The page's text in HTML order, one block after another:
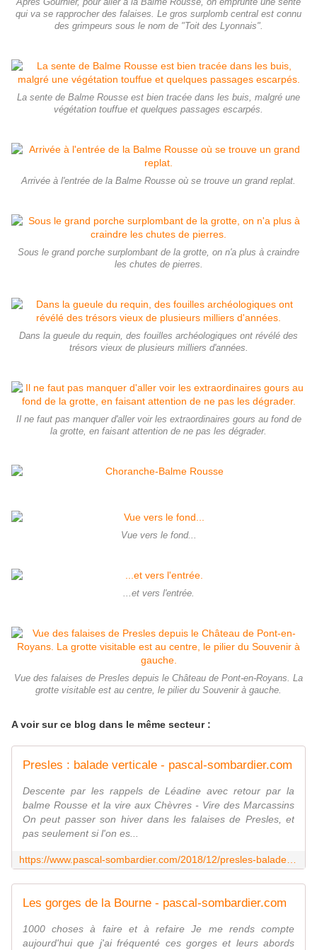
Après Gournier, pour aller à la Balme Rousse, on emprunte une sente
qui va se rapprocher des falaises. Le gros surplomb central est connu
des grimpeurs sous le nom de "Toit des Lyonnais".
La sente de Balme Rousse est bien tracée dans les buis, malgré une
végétation touffue et quelques passages escarpés.
Arrivée à l'entrée de la Balme Rousse où se trouve un grand replat.
Sous le grand porche surplombant de la grotte, on n'a plus à craindre
les chutes de pierres.
Dans la gueule du requin, des fouilles archéologiques ont révélé des
trésors vieux de plusieurs milliers d'années.
Il ne faut pas manquer d'aller voir les extraordinaires gours au fond de
la grotte, en faisant attention de ne pas les dégrader.
Vue vers le fond...
...et vers l'entrée.
Vue des falaises de Presles depuis le Château de Pont-en-Royans. La
grotte visitable est au centre, le pilier du Souvenir à gauche.
A voir sur ce blog dans le même secteur :
Presles : balade verticale - pascal-sombardier.com
Descente par les rappels de Léadine avec retour par la
balme Rousse et la vire aux Chèvres - Vire des Marcassins
On peut passer son hiver dans les falaises de Presles, et
pas seulement si l'on es...
Les gorges de la Bourne - pascal-sombardier.com
1000 choses à faire et à refaire Je me rends compte
aujourd'hui que j'ai fréquenté ces gorges et leurs abords